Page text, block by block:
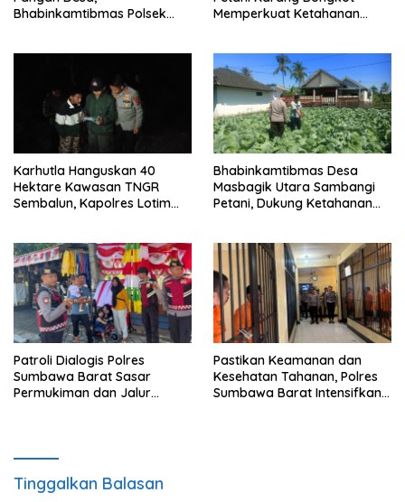
Bhabinkamtibmas Polsek
Memperkuat Ketahanan
Karhutla Hanguskan 40
Hektare Kawasan TNGR
Sembalun, Kapolres Lotim
Bhabinkamtibmas Desa
Masbagik Utara Sambangi
Petani, Dukung Ketahanan
Patroli Dialogis Polres
Sumbawa Barat Sasar
Permukiman dan Jalur
Pastikan Keamanan dan
Kesehatan Tahanan, Polres
Sumbawa Barat Intensifkan
Tinggalkan Balasan